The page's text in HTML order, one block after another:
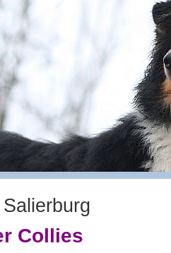
Collies